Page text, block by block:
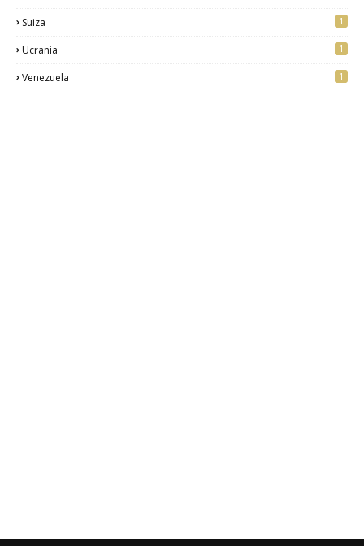
Suiza
1
Ucrania 1
Venezuela 1